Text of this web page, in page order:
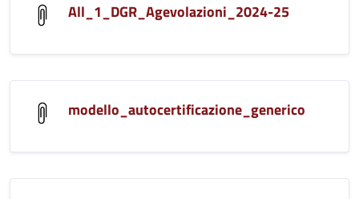
All_1_DGR_Agevolazioni_2024-25
modello_autocertificazione_generico